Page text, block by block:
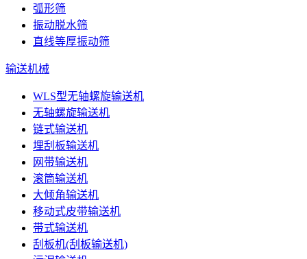
弧形筛
振动脱水筛
直线等厚振动筛
输送机械
WLS型无轴螺旋输送机
无轴螺旋输送机
链式输送机
埋刮板输送机
网带输送机
滚筒输送机
大倾角输送机
移动式皮带输送机
带式输送机
刮板机(刮板输送机)